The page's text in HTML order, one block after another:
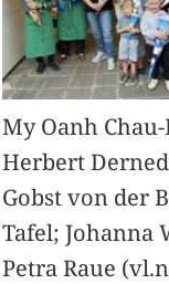
My Oanh
Herbert
Gobst von der
Tafel; Johanna
Petra Raue